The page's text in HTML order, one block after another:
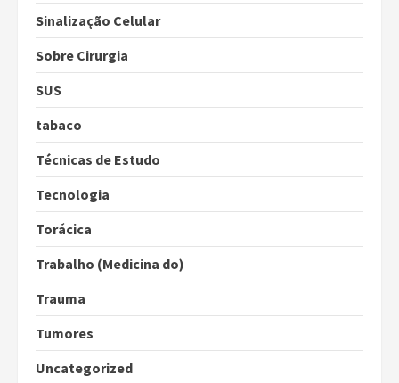
Sinalização Celular
Sobre Cirurgia
SUS
tabaco
Técnicas de Estudo
Tecnologia
Torácica
Trabalho (Medicina do)
Trauma
Tumores
Uncategorized